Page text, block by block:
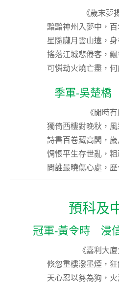
《歲末夢
黯黯神州入夢中，百
星隨朧月雲山遠，身
搖落江城悲倦客，飄
可憐劫火燒亡盡，何
季軍-吳楚
《閒時有
獨倚西樓對晚秋，風
詩書百卷藏高閣，歲
惆悵平生存世亂，粗
問誰最曉傷心處，
預科及
冠軍-黃令時 浸
《嘉利大廈
倏忽重樓潑墨煙，狂
天心忍以芻為狗，火